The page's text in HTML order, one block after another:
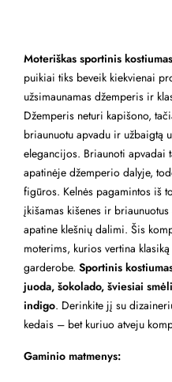
Moteriškas sportinis kostiumas
puikiai tiks beveik kiekvienai
užsimaunamas džemperis ir
Džemperis neturi kapišono,
briaunuotu apvadu ir užbaigtą
elegancijos. Briaunoti apvadai
apatinėje džemperio dalyje,
figūros. Kelnės pagamintos iš
įkišamas kišenes ir
apatine klešnių dalimi. Šis
moterims, kurios vertina
garderobe. Sportinis
juoda, šokolado, šviesiai
indigo. Derinkite jį su
kedais – bet kuriuo atveju
Gaminio matmenys: